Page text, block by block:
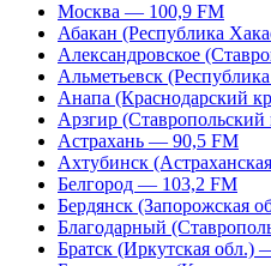
Москва — 100,9 FM
Абакан (Республика
Александровское
Альметьевск
Анапа (Краснодарский
Арзгир
Астрахань — 90,5 FM
Ахтубинск
Белгород — 103,2 FM
Бердянск (Запорожская
Благодарный
Братск (Иркутская обл.)